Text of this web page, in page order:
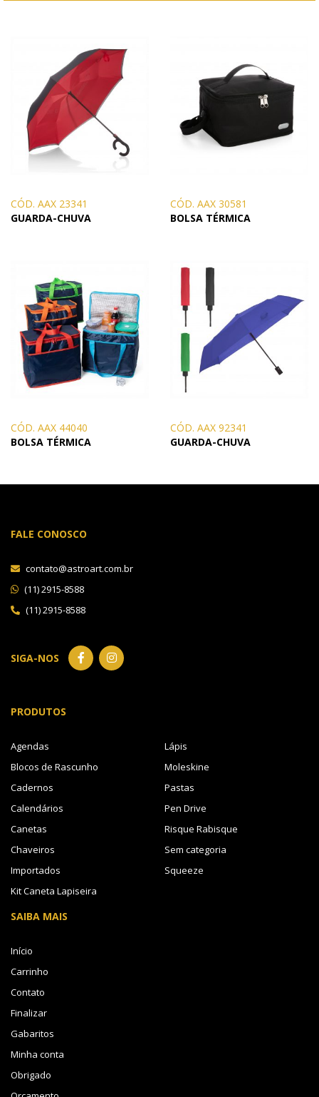
CÓD. AAX 23341
GUARDA-CHUVA
CÓD. AAX 30581
BOLSA TÉRMICA
CÓD. AAX 44040
BOLSA TÉRMICA
CÓD. AAX 92341
GUARDA-CHUVA
FALE CONOSCO
contato@astroart.com.br
(11) 2915-8588
(11) 2915-8588
SIGA-NOS
PRODUTOS
Agendas
Blocos de Rascunho
Cadernos
Calendários
Canetas
Chaveiros
Importados
Kit Caneta Lapiseira
Lápis
Moleskine
Pastas
Pen Drive
Risque Rabisque
Sem categoria
Squeeze
SAIBA MAIS
Início
Carrinho
Contato
Finalizar
Gabaritos
Minha conta
Obrigado